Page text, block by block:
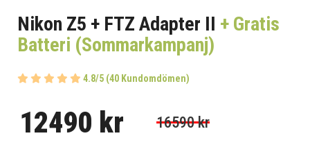
Nikon Z5 + FTZ Adapter II + Gratis
Batteri (Sommarkampanj)
4.8/5 (40 Kundomdömen)
12490 kr 16590 kr